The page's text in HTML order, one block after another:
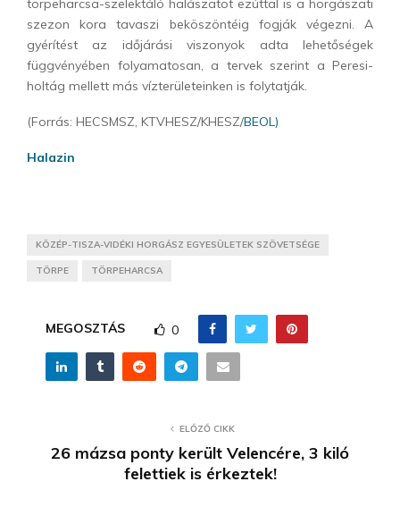
törpeharcsa-szelektáló halászatot ezúttal is a horgászati
szezon kora tavaszi beköszöntéig fogják végezni. A
gyérítést az időjárási viszonyok adta lehetőségek
függvényében folyamatosan, a tervek szerint a Peresi-
holtág mellett más vízterületeinken is folytatják.
(Forrás: HECSMSZ, KTVHESZ/KHESZ/BEOL)
Halazin
KÖZÉP-TISZA-VIDÉKI HORGÁSZ EGYESÜLETEK SZÖVETSÉGE
TÖRPE TÖRPEHARCSA
MEGOSZTÁS 0
ELŐZŐ CIKK
26 mázsa ponty került Velencére, 3 kiló
felettiek is érkeztek!